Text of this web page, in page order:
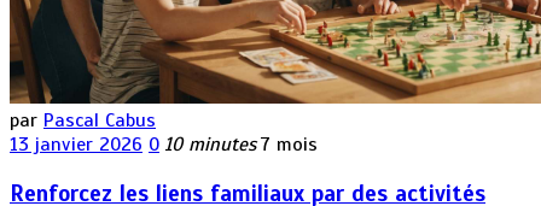
par Pascal Cabus
13 janvier 2026 0 10 minutes 7 mois
Renforcez les liens familiaux par des activités